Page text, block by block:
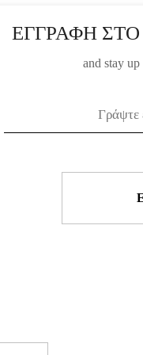
ΕΓΓΡΑΦΗ ΣΤΟ
and stay